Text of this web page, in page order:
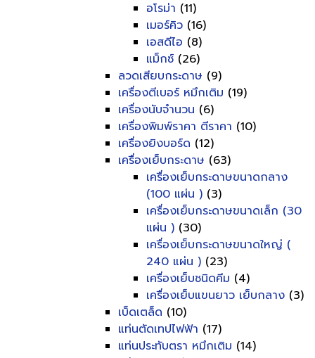
อโรม่า (11)
เมอร์คิว (16)
เอสดีไอ (8)
แม็กซ์ (26)
ลวดเสียบกระดาษ (9)
เครื่องตีเบอร์ หมึกเติม (19)
เครื่องนับจำนวน (6)
เครื่องพิมพ์ราคา ตีราคา (10)
เครื่องยิงบอร์ด (12)
เครื่องเย็บกระดาษ (63)
เครื่องเย็บกระดาษขนาดกลาง
(100 แผ่น ) (3)
เครื่องเย็บกระดาษขนาดเล็ก (30
แผ่น ) (30)
เครื่องเย็บกระดาษขนาดใหญ่ (
240 แผ่น ) (23)
เครื่องเย็บชนิดคีม (4)
เครื่องเย็บแขนยาว เย็บกลาง (3)
เบ็ดเตล็ด (10)
แท่นตัดเทปไฟฟ้า (17)
แท่นประทับตรา หมึกเติม (14)